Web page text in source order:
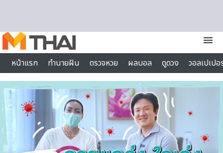
menu
หน้าแรก
ทำนายฝัน ตรวจหวย ผลบอล ดูดวง
วอลเปเป
ไลฟ์สไตล์